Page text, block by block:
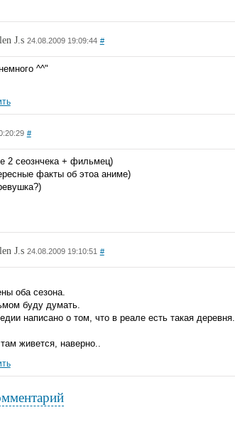
J.s 24.08.2009 19:09:44 #
^^"
#
2 сеознчека + фильмец)
факты об этоа аниме)
J.s 24.08.2009 19:10:51 #
оба сезона.
буду думать.
написано о том, что в реале есть такая деревня.
живется, наверно..